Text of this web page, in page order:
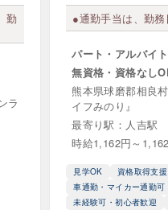
食事補助あり
髪色自由
居宅介護支援
勤
ラ
●通勤手当は、勤務
パート・アルバイト
無資格・資格なし
熊本県球磨郡相良
イフみのり』
最寄り駅：人吉駅
時給1,162円～
見学OK
資格取得支
車通勤・マイカー通勤可
未経験可・初心者歓迎